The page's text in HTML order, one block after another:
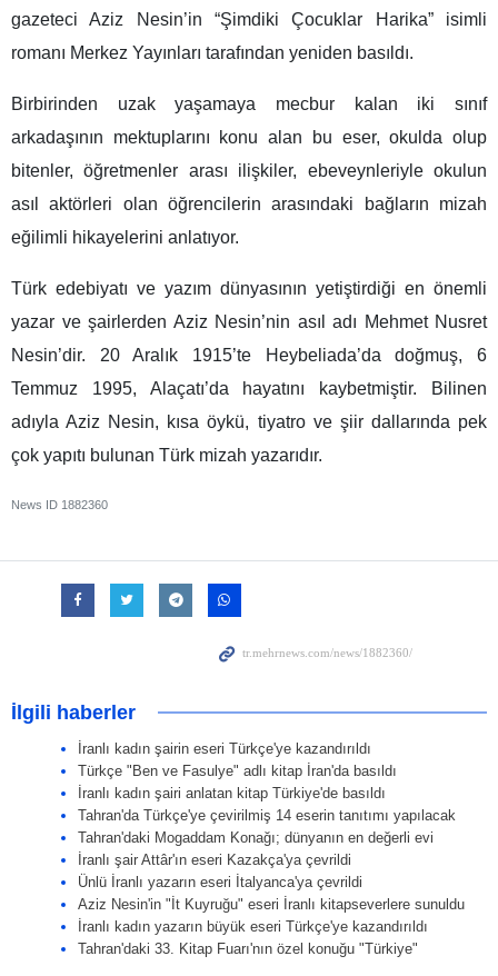
gazeteci Aziz Nesin’in “Şimdiki Çocuklar Harika” isimli
romanı Merkez Yayınları tarafından yeniden basıldı.
Birbirinden uzak yaşamaya mecbur kalan iki sınıf
arkadaşının mektuplarını konu alan bu eser, okulda olup
bitenler, öğretmenler arası ilişkiler, ebeveynleriyle okulun
asıl aktörleri olan öğrencilerin arasındaki bağların mizah
eğilimli hikayelerini anlatıyor.
Türk edebiyatı ve yazım dünyasının yetiştirdiği en önemli
yazar ve şairlerden Aziz Nesin’nin asıl adı Mehmet Nusret
Nesin’dir. 20 Aralık 1915’te Heybeliada’da doğmuş, 6
Temmuz 1995, Alaçatı’da hayatını kaybetmiştir. Bilinen
adıyla Aziz Nesin, kısa öykü, tiyatro ve şiir dallarında pek
çok yapıtı bulunan Türk mizah yazarıdır.
News ID 1882360
İlgili haberler
İranlı kadın şairin eseri Türkçe'ye kazandırıldı
Türkçe "Ben ve Fasulye" adlı kitap İran'da basıldı
İranlı kadın şairi anlatan kitap Türkiye'de basıldı
Tahran'da Türkçe'ye çevirilmiş 14 eserin tanıtımı yapılacak
Tahran'daki Mogaddam Konağı; dünyanın en değerli evi
İranlı şair Attâr'ın eseri Kazakça'ya çevrildi
Ünlü İranlı yazarın eseri İtalyanca'ya çevrildi
Aziz Nesin'in "İt Kuyruğu" eseri İranlı kitapseverlere sunuldu
İranlı kadın yazarın büyük eseri Türkçe'ye kazandırıldı
Tahran'daki 33. Kitap Fuarı'nın özel konuğu "Türkiye"